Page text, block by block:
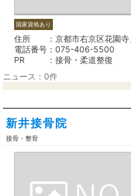
国家資格あり
住所
京都市右京区花園
電話番号
075-406-5500
PR
接骨・柔道整復
ニュース：0件
新井接骨院
接骨・整骨